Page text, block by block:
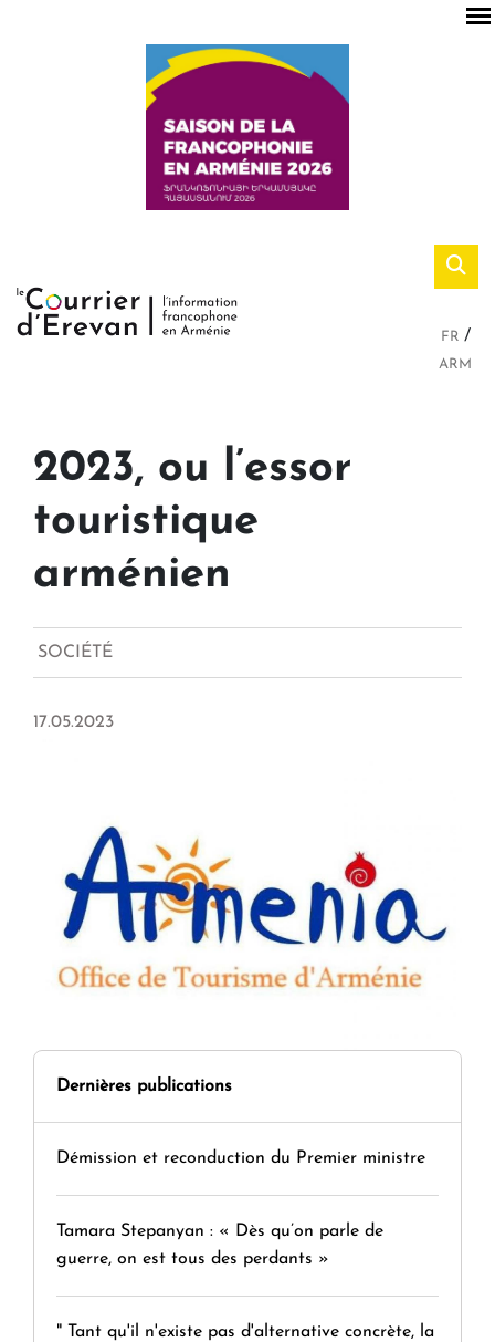
FR
ARM
2023, ou l’essor
touristique
arménien
SOCIÉTÉ
17.05.2023
Dernières publications
Démission et reconduction du Premier ministre
Tamara Stepanyan : « Dès qu’on parle de
guerre, on est tous des perdants »
" Tant qu'il n'existe pas d'alternative concrète, la